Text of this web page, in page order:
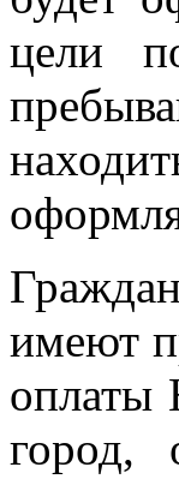
цели
имеют
оплаты
город,